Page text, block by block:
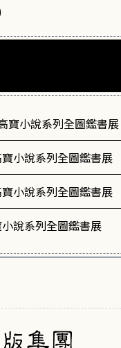
寶小說系列全圖鑑書展
寶小說系列全圖鑑書展
寶小說系列全圖鑑書展
小說系列全圖鑑書展